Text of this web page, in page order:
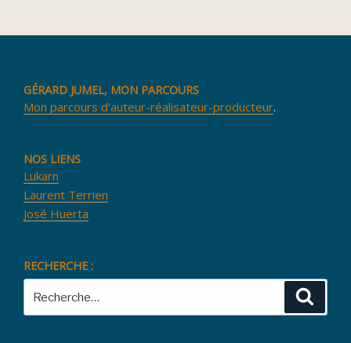
GÉRARD JUMEL, MON PARCOURS
Mon parcours d'auteur-réalisateur-producteur.
NOS LIENS
Lukarn
Laurent Terrien
José Huerta
RECHERCHE :